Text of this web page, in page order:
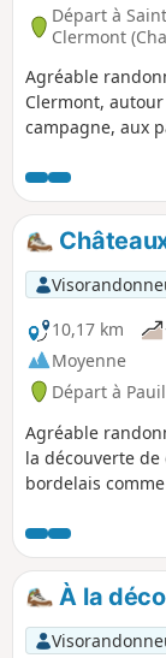
Départ à
Clermont
Agréable
Clermont,
campagne, aux
à côté du
seul reste de
10,17 km
Moyenne
Départ à
Agréable
la découverte
bordelais
Canet. Le
parcelles de
sont pâturés par
surprises
À la